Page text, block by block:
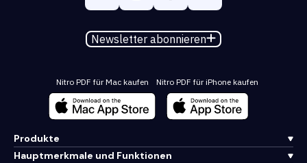
Newsletter abonnieren
Nitro PDF für Mac kaufen Nitro PDF für iPhone kaufen
Produkte
Hauptmerkmale und Funktionen